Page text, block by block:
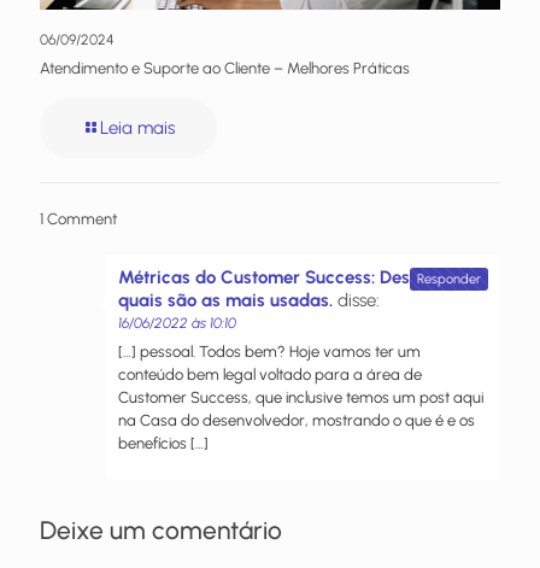
06/09/2024
Atendimento e Suporte ao Cliente – Melhores Práticas
Leia mais
1 Comment
Métricas do Customer Success: Descubra
quais são as mais usadas. disse:
16/06/2022 às 10:10
[…] pessoal. Todos bem? Hoje vamos ter um
conteúdo bem legal voltado para a área de
Customer Success, que inclusive temos um post aqui
na Casa do desenvolvedor, mostrando o que é e os
benefícios […]
Responder
Deixe um comentário